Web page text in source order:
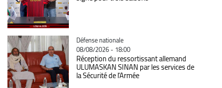
Catégorie
Défense nationale
08/08/2026 - 18:00
Réception du ressortissant allemand
ULUMASKAN SINAN par les services de
la Sécurité de l’Armée